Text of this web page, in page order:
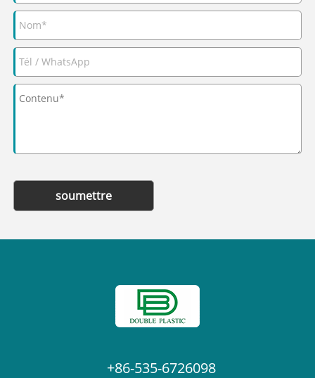
soumettre
+86-535-6726098